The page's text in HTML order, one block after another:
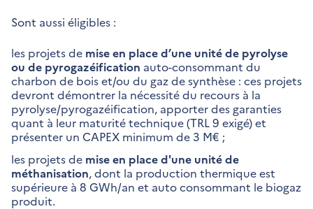
Sont aussi éligibles :
les projets de mise en place d’une unité de pyrolyse
ou de pyrogazéification auto-consommant du
charbon de bois et/ou du gaz de synthèse : ces projets
devront démontrer la nécessité du recours à la
pyrolyse/pyrogazéification, apporter des garanties
quant à leur maturité technique (TRL 9 exigé) et
présenter un CAPEX minimum de 3 M€ ;
les projets de mise en place d'une unité de
méthanisation, dont la production thermique est
supérieure à 8 GWh/an et auto consommant le biogaz
produit.